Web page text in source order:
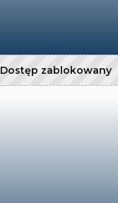
Dostęp zablokowany